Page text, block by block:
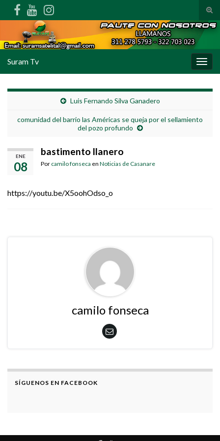
Suram Tv
Luis Fernando Silva Ganadero
comunidad del barrio las Américas se queja por el sellamiento
del pozo profundo
ENE
08
bastimento llanero
Por camilo fonseca en Noticias de Casanare
https://youtu.be/X5oohOdso_o
camilo fonseca
SÍGUENOS EN FACEBOOK